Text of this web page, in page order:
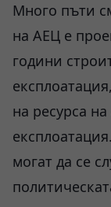
Много пъти
на АЕЦ е
години
на ресурса
могат да се